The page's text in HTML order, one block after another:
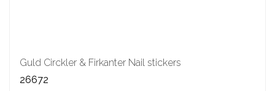
Guld Circkler & Firkanter Nail stickers
26672